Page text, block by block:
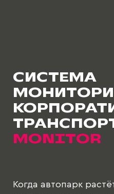
СИСТЕМА
MONITOR
Когда автопарк